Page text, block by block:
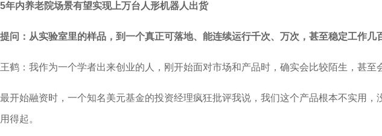
5年内养老院场景有望实现上万台人形机器人出货
提问：从实验室里的样品，到一个真正可落地、能连续运行千次、万次，甚至稳定工作
王鹤：我作为一个学者出来创业的人，刚开始面对市场和产品时，确实会比较陌生，甚至
最开始融资时，一个知名美元基金的投资经理疯狂批评我说，我们这个产品根本不实用
用得起。